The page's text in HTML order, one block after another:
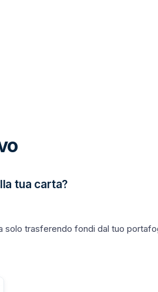
tua carta?
solo trasferendo fondi dal tuo